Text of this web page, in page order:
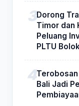
Dorong
Timor dan
Peluang
PLTU Bolok
Bali Jadi